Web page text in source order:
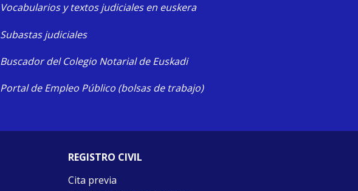
Vocabularios y textos judiciales en euskera
Subastas judiciales
Buscador del Colegio Notarial de Euskadi
Portal de Empleo Público (bolsas de trabajo)
REGISTRO CIVIL
Cita previa